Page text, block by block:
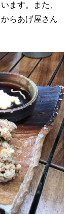
ます。また、
らあげ屋さん